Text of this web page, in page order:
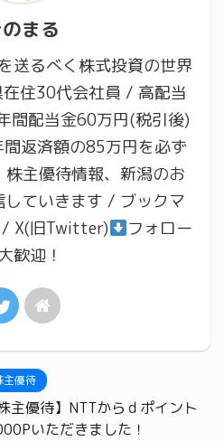
まる
送るべく株式投資の世界
住30代会社員 / 高配当
間配当金60万円(税引後)
返済額の85万円を必ず
主優待情報、新潟のお
ていきます / ブックマ
/ X(旧Twitter)
フォロー
歓迎！
主優待
株主優待】NTTからｄポイント
いただきました！